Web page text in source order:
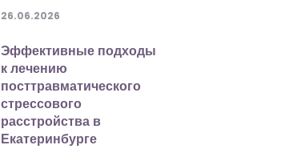
26.06.2026
Эффективные подходы
к лечению
посттравматического
стрессового
расстройства в
Екатеринбурге